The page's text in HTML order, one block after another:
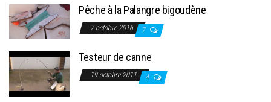
Pêche à la Palangre bigoudène
7 octobre 2016 7
Testeur de canne
19 octobre 2011 4